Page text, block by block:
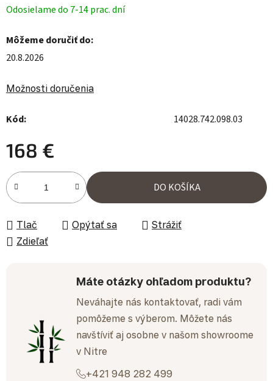
Odosielame do 7-14 prac. dní
Môžeme doručiť do:
20.8.2026
Možnosti doručenia
Kód: 14028.742.098.03
168 €
Jednotková cena:
DO KOŠÍKA
Tlač Opýtať sa
Strážiť
Zdieľať
Máte otázky ohľadom produktu?
Neváhajte nás kontaktovať, radi vám
pomôžeme s výberom. Môžete nás
navštíviť aj osobne v našom showroome
v Nitre
+421 948 282 499